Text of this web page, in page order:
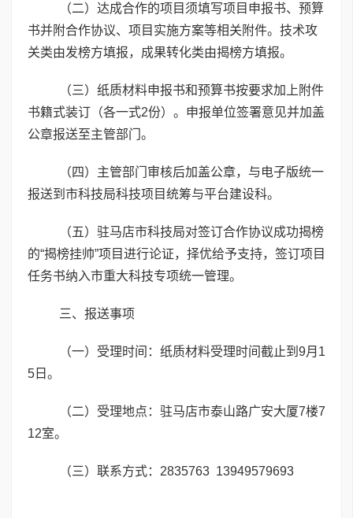
（二）达成合作的项目须填写项目申报书、预算
书并附合作协议、项目实施方案等相关附件。技术攻
关类由发榜方填报，成果转化类由揭榜方填报。
（三）纸质材料申报书和预算书按要求加上附件
书籍式装订（各一式2份）。申报单位签署意见并加盖
公章报送至主管部门。
（四）主管部门审核后加盖公章，与电子版统一
报送到市科技局科技项目统筹与平台建设科。
（五）驻马店市科技局对签订合作协议成功揭榜
的“揭榜挂帅”项目进行论证，择优给予支持，签订项目
任务书纳入市重大科技专项统一管理。
三、报送事项
（一）受理时间：纸质材料受理时间截止到9月1
5日。
（二）受理地点：驻马店市泰山路广安大厦7楼7
12室。
（三）联系方式：2835763 13949579693